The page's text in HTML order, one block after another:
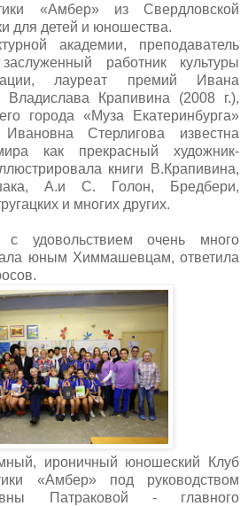
«Амбер» из Свердловской
для детей и юношества.
академии, преподаватель
работник культуры
лауреат премий Ивана
Крапивина (2008 г.),
города «Муза Екатеринбурга»
Стерлигова известна
как прекрасный художник-
книги В.Крапивина,
А.и С. Голон, Бредбери,
и многих других.
с удовольствием очень много
юным Химмашевцам, ответила
ироничный юношеский Клуб
«Амбер» под руководством
Патраковой - главного